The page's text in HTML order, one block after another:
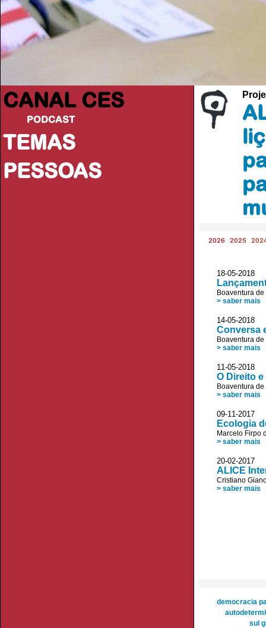
CANAL CES
PODCAST
TEMAS
PESSOAS
2026 2025
18-05-
Boaventura
> saber mais
14-05-
Conversa
Boaventura
> saber mais
11-05-
O Direito
Boaventura
> saber mais
09-11-
Ecologia
Marcelo Firpo
> saber mais
20-02-
ALICE
Cristiano
> saber mais
democracia
sul